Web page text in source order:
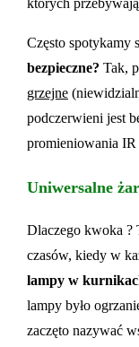
których
Często spotykamy
bezpieczne? Tak,
grzejne
podczerwieni jest
promieniowania
Uniwersalne
Dlaczego kwoka ?
czasów, kiedy w
lampy w
lampy było
zaczęto nazywać